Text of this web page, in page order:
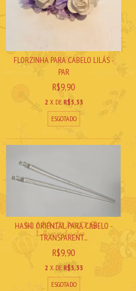
FLORZINHA PARA CABELO LILÁS -
PAR
R$9,90
2 X DE R$5,33
ESGOTADO
HASHI ORIENTAL PARA CABELO -
TRANSPARENT...
R$9,90
2 X DE R$5,33
ESGOTADO